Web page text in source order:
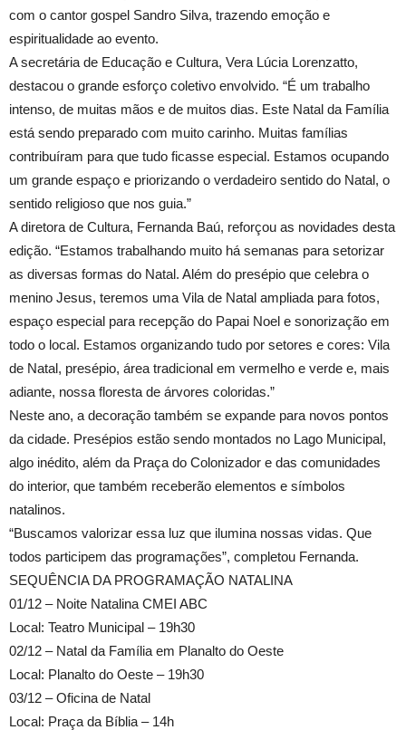
com o cantor gospel Sandro Silva, trazendo emoção e
espiritualidade ao evento.
A secretária de Educação e Cultura, Vera Lúcia Lorenzatto,
destacou o grande esforço coletivo envolvido. “É um trabalho
intenso, de muitas mãos e de muitos dias. Este Natal da Família
está sendo preparado com muito carinho. Muitas famílias
contribuíram para que tudo ficasse especial. Estamos ocupando
um grande espaço e priorizando o verdadeiro sentido do Natal, o
sentido religioso que nos guia.”
A diretora de Cultura, Fernanda Baú, reforçou as novidades desta
edição. “Estamos trabalhando muito há semanas para setorizar
as diversas formas do Natal. Além do presépio que celebra o
menino Jesus, teremos uma Vila de Natal ampliada para fotos,
espaço especial para recepção do Papai Noel e sonorização em
todo o local. Estamos organizando tudo por setores e cores: Vila
de Natal, presépio, área tradicional em vermelho e verde e, mais
adiante, nossa floresta de árvores coloridas.”
Neste ano, a decoração também se expande para novos pontos
da cidade. Presépios estão sendo montados no Lago Municipal,
algo inédito, além da Praça do Colonizador e das comunidades
do interior, que também receberão elementos e símbolos
natalinos.
“Buscamos valorizar essa luz que ilumina nossas vidas. Que
todos participem das programações”, completou Fernanda.
SEQUÊNCIA DA PROGRAMAÇÃO NATALINA
01/12 – Noite Natalina CMEI ABC
Local: Teatro Municipal – 19h30
02/12 – Natal da Família em Planalto do Oeste
Local: Planalto do Oeste – 19h30
03/12 – Oficina de Natal
Local: Praça da Bíblia – 14h